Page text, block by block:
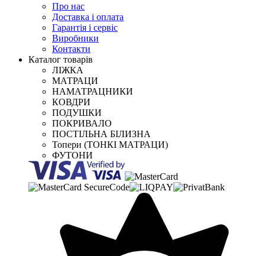
Про нас
Доставка і оплата
Гарантія і сервіс
Виробники
Контакти
Каталог товарів
ЛІЖКА
МАТРАЦИ
НАМАТРАЦНИКИ
КОВДРИ
ПОДУШКИ
ПОКРИВАЛО
ПОСТІЛЬНА БІЛИЗНА
Топери (ТОНКІ МАТРАЦИ)
ФУТОНИ